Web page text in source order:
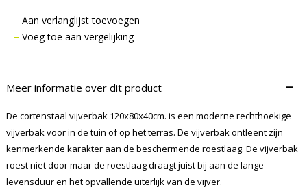
Aan verlanglijst toevoegen
Voeg toe aan vergelijking
Meer informatie over dit product –
De cortenstaal vijverbak 120x80x40cm. is een moderne rechthoekige
vijverbak voor in de tuin of op het terras. De vijverbak ontleent zijn
kenmerkende karakter aan de beschermende roestlaag. De vijverbak
roest niet door maar de roestlaag draagt juist bij aan de lange
levensduur en het opvallende uiterlijk van de vijver.